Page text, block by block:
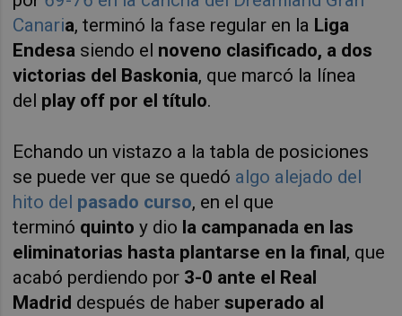
Canaria, terminó la fase regular en la Liga
Endesa siendo el noveno clasificado, a dos
victorias del Baskonia, que marcó la línea
del play off por el título.
Echando un vistazo a la tabla de posiciones
se puede ver que se quedó algo alejado del
hito del pasado curso, en el que
terminó quinto y dio la campanada en las
eliminatorias hasta plantarse en la final, que
acabó perdiendo por 3-0 ante el Real
Madrid después de habersuperado al